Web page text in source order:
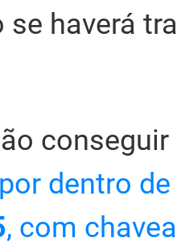
se haverá
dentro
, com